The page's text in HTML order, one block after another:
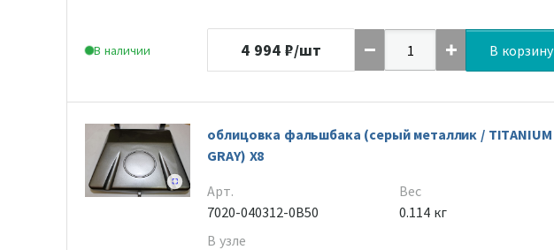
В наличии 4 994 ₽/шт В корзину
облицовка фальшбака (серый металлик / TITANIUM
GRAY) X8
Арт.
7020-040312-0B50
В узле
Вес
0.114 кг